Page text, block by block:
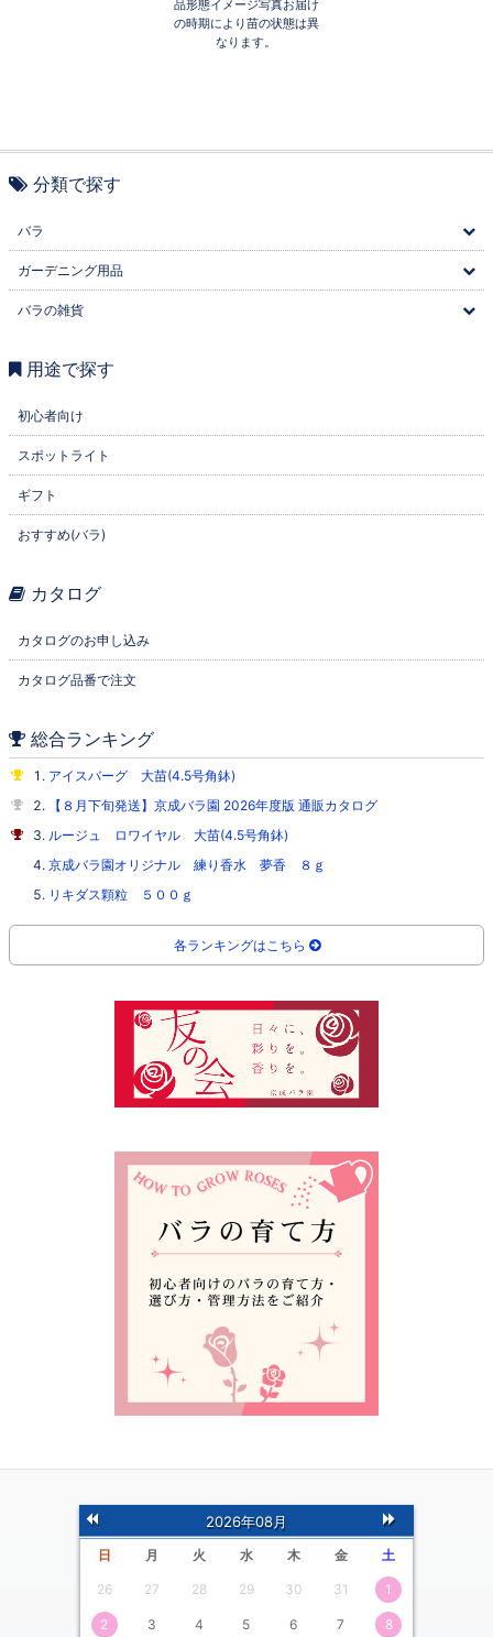
品形態イメージ写真お届け
の時期により苗の状態は異
なります。
分類で探す
バラ
ガーデニング用品
バラの雑貨
用途で探す
初心者向け
スポットライト
ギフト
おすすめ(バラ)
カタログ
カタログのお申し込み
カタログ品番で注文
総合ランキング
アイスバーグ 大苗(4.5号角鉢)
【８月下旬発送】京成バラ園 2026年度版 通販カタログ
ルージュ ロワイヤル 大苗(4.5号角鉢)
京成バラ園オリジナル 練り香水 夢香 ８ｇ
リキダス顆粒 ５００ｇ
各ランキングはこちら
前
の月
次
の月
2026年08月
日 月 火 水 木 金 土
26 27 28 29 30 31 1
2 3 4 5 6 7 8